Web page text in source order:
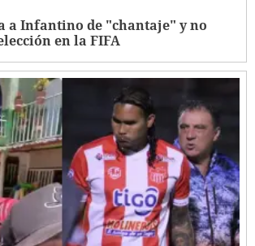
a Infantino de "chantaje" y no
en la FIFA